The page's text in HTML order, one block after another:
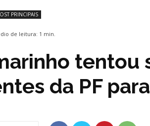
PRINCIPAIS
de leitura: 1 min.
tentou
da PF